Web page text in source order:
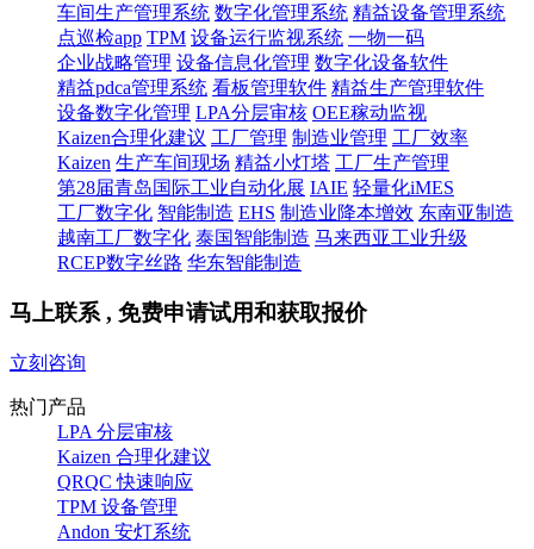
车间生产管理系统 数字化管理系统 精益设备管理系统
点巡检app TPM 设备运行监视系统 一物一码
企业战略管理 设备信息化管理 数字化设备软件
精益pdca管理系统 看板管理软件 精益生产管理软件
设备数字化管理 LPA分层审核 OEE稼动监视
Kaizen合理化建议 工厂管理 制造业管理 工厂效率
Kaizen 生产车间现场 精益小灯塔 工厂生产管理
第28届青岛国际工业自动化展 IAIE 轻量化iMES
工厂数字化 智能制造 EHS 制造业降本增效 东南亚制造
越南工厂数字化 泰国智能制造 马来西亚工业升级
RCEP数字丝路 华东智能制造
马上联系 , 免费申请试用和获取报价
立刻咨询
热门产品
LPA 分层审核
Kaizen 合理化建议
QRQC 快速响应
TPM 设备管理
Andon 安灯系统